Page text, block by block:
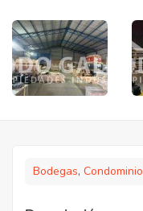
Bodegas, Condominio